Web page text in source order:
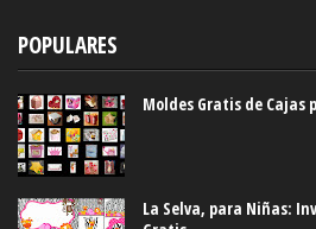
POPULARES
Moldes Gratis de Cajas
La Selva, para Niñas: